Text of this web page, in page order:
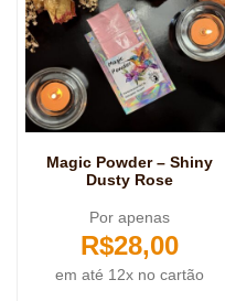
Magic Powder – Shiny
Dusty Rose
Por apenas
R$28,00
em até 12x no cartão